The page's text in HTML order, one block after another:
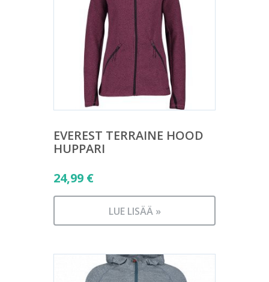
EVEREST TERRAINE HOOD
HUPPARI
24,99 €
LUE LISÄÄ »